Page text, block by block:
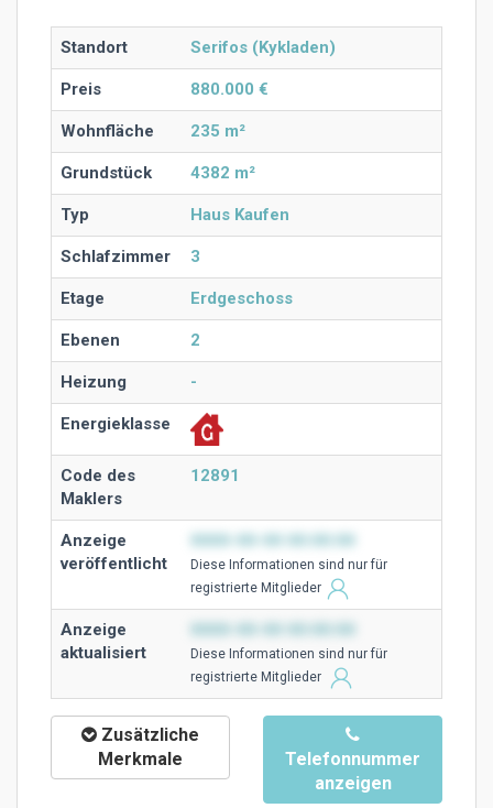
Standort Serifos (Kykladen)
Preis 880.000 €
Wohnfläche 235 m²
Grundstück 4382 m²
Typ Haus Kaufen
Schlafzimmer 3
Etage Erdgeschoss
Ebenen 2
Heizung -
Energieklasse
Code des
Maklers
12891
Anzeige
veröffentlicht
Diese Ιnformationen sind nur für
registrierte Mitglieder
Anzeige
aktualisiert
Diese Ιnformationen sind nur für
registrierte Mitglieder
Zusätzliche
Merkmale
Telefonnummer
anzeigen